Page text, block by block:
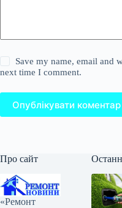
Save my name, email and
next time I comment.
Опублікувати коментар
Про сайт
«Ремонт